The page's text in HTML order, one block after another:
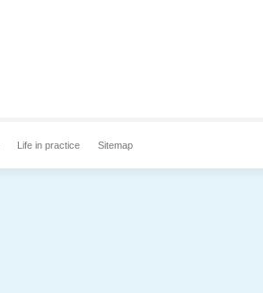
Life in practice Sitemap